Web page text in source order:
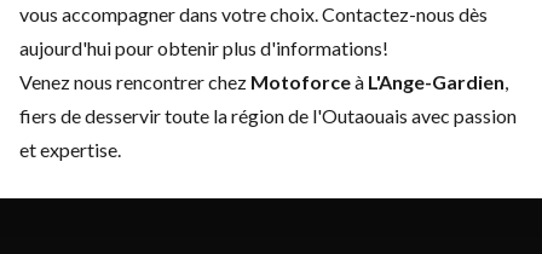
vous accompagner dans votre choix. Contactez-nous dès
aujourd'hui pour obtenir plus d'informations!
Venez nous rencontrer chez Motoforceà L'Ange-Gardien
fiers de desservir toute la région de l'Outaouais avec passion
et expertise.